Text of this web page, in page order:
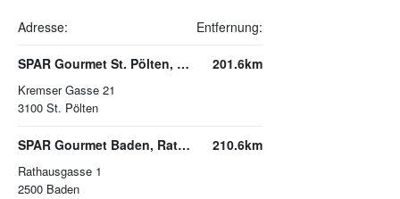
Adresse: Entfernung:
SPAR Gourmet St. Pölten, Kremser Gasse
Kremser Gasse 21
3100 St. Pölten
201.6km
SPAR Gourmet Baden, Rathausgasse
Rathausgasse 1
2500 Baden
210.6km